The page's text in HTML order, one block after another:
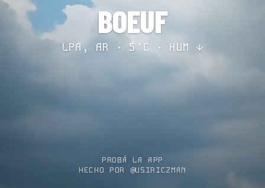
BOEUF
LPA, AR · 5°C · HUM ↓
PROBÁ LA APP
HECHO POR @USIRICZMAN